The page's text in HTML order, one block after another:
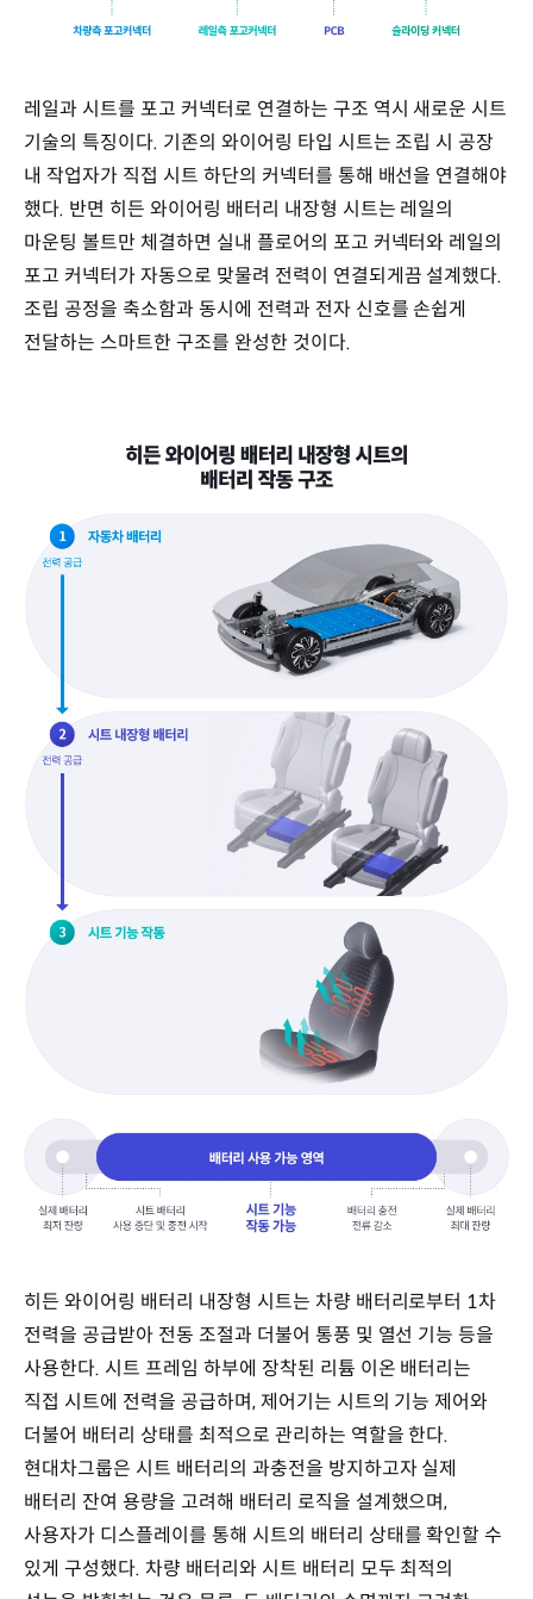
레일과 시트를 포고 커넥터로 연결하는 구조 역시 새로운 시트
기술의 특징이다. 기존의 와이어링 타입 시트는 조립 시 공장
내 작업자가 직접 시트 하단의 커넥터를 통해 배선을 연결해야
했다. 반면 히든 와이어링 배터리 내장형 시트는 레일의
마운팅 볼트만 체결하면 실내 플로어의 포고 커넥터와 레일의
포고 커넥터가 자동으로 맞물려 전력이 연결되게끔 설계했다.
조립 공정을 축소함과 동시에 전력과 전자 신호를 손쉽게
전달하는 스마트한 구조를 완성한 것이다.
히든 와이어링 배터리 내장형 시트는 차량 배터리로부터 1차
전력을 공급받아 전동 조절과 더불어 통풍 및 열선 기능 등을
사용한다. 시트 프레임 하부에 장착된 리튬 이온 배터리는
직접 시트에 전력을 공급하며, 제어기는 시트의 기능 제어와
더불어 배터리 상태를 최적으로 관리하는 역할을 한다.
현대차그룹은 시트 배터리의 과충전을 방지하고자 실제
배터리 잔여 용량을 고려해 배터리 로직을 설계했으며,
사용자가 디스플레이를 통해 시트의 배터리 상태를 확인할 수
있게 구성했다. 차량 배터리와 시트 배터리 모두 최적의